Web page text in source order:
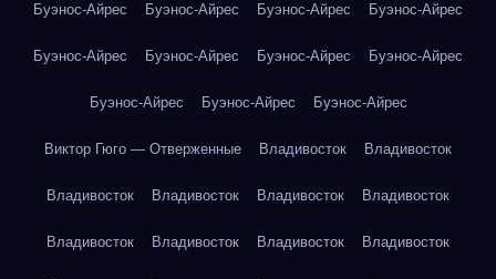
Буэнос-Айрес Буэнос-Айрес Буэнос-Айрес Буэнос-Айрес
Буэнос-Айрес Буэнос-Айрес Буэнос-Айрес Буэнос-Айрес
Буэнос-Айрес Буэнос-Айрес Буэнос-Айрес
Виктор Гюго — Отверженные Владивосток Владивосток
Владивосток Владивосток Владивосток Владивосток
Владивосток Владивосток Владивосток Владивосток